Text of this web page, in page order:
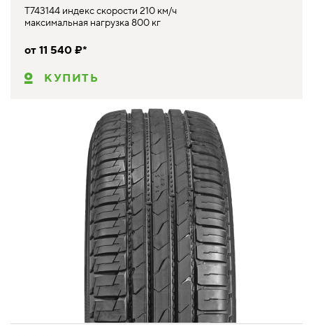
T743144 индекс скорости 210 км/ч
максимальная нагрузка 800 кг
от 11 540 ₽*
КУПИТЬ